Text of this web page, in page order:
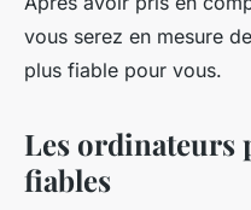
vous serez en mesure
plus fiable pour vous.
Les ordinateurs
fiables